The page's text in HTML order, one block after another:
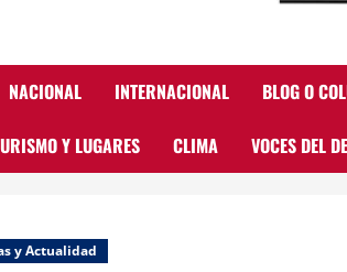
NACIONAL INTERNACIONAL BLOG O
Y LUGARES CLIMA VOCES DEL
y Actualidad